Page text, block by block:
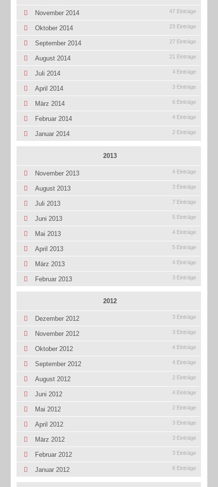
November 2014 47 Einträge
Oktober 2014 23 Einträge
September 2014 27 Einträge
August 2014 21 Einträge
Juli 2014 4 Einträge
April 2014 3 Einträge
März 2014 6 Einträge
Februar 2014 4 Einträge
Januar 2014 2 Einträge
2013
November 2013 4 Einträge
August 2013 3 Einträge
Juli 2013 7 Einträge
Juni 2013 5 Einträge
Mai 2013 4 Einträge
April 2013 5 Einträge
März 2013 4 Einträge
Februar 2013 3 Einträge
2012
Dezember 2012 3 Einträge
November 2012 3 Einträge
Oktober 2012 4 Einträge
September 2012 4 Einträge
August 2012 2 Einträge
Juni 2012 4 Einträge
Mai 2012 2 Einträge
April 2012 3 Einträge
März 2012 3 Einträge
Februar 2012 3 Einträge
Januar 2012 6 Einträge